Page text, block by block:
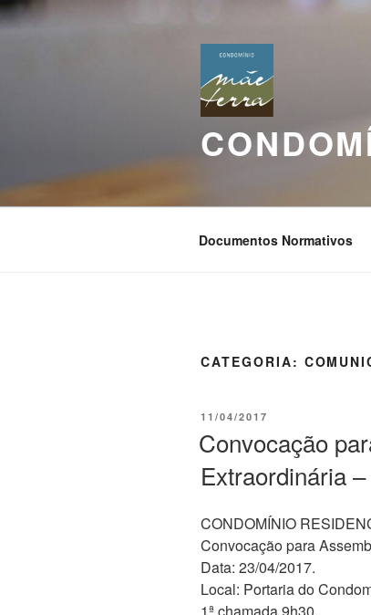
Pular
para
Documentos Normativos
CATEGORIA:
PUBLICADO
11/04/2017
Convocação
Extraordinária
CONDOMÍNIO
Convocação para
Data: 23/04/2017.
Local: Portaria do
1ª chamada 9h30.